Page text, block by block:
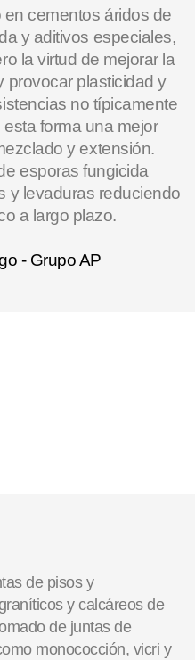
cementos áridos de
y aditivos especiales,
la virtud de mejorar la
provocar plasticidad y
no típicamente
forma una mejor
y extensión.
esporas fungicida
y levaduras reduciendo
a largo plazo.
de pisos y
y calcáreos de
de juntas de
monococción, vicri y